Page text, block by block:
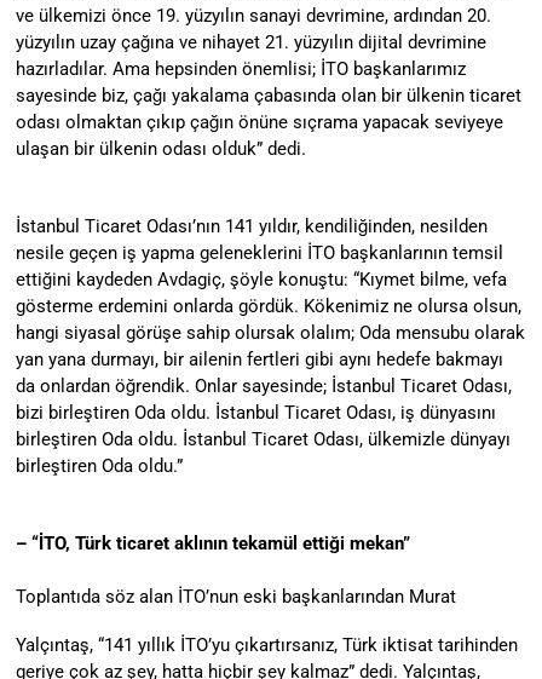
ve ülkemizi önce 19. yüzyılın sanayi devrimine, ardından 20.
yüzyılın uzay çağına ve nihayet 21. yüzyılın dijital devrimine
hazırladılar. Ama hepsinden önemlisi; İTO başkanlarımız
sayesinde biz, çağı yakalama çabasında olan bir ülkenin ticaret
odası olmaktan çıkıp çağın önüne sıçrama yapacak seviyeye
ulaşan bir ülkenin odası olduk” dedi.
İstanbul Ticaret Odası’nın 141 yıldır, kendiliğinden, nesilden
nesile geçen iş yapma geleneklerini İTO başkanlarının temsil
ettiğini kaydeden Avdagiç, şöyle konuştu: “Kıymet bilme, vefa
gösterme erdemini onlarda gördük. Kökenimiz ne olursa olsun,
hangi siyasal görüşe sahip olursak olalım; Oda mensubu olarak
yan yana durmayı, bir ailenin fertleri gibi aynı hedefe bakmayı
da onlardan öğrendik. Onlar sayesinde; İstanbul Ticaret Odası,
bizi birleştiren Oda oldu. İstanbul Ticaret Odası, iş dünyasını
birleştiren Oda oldu. İstanbul Ticaret Odası, ülkemizle dünyayı
birleştiren Oda oldu.”
– “İTO, Türk ticaret aklının tekamül ettiği mekan”
Toplantıda söz alan İTO’nun eski başkanlarından Murat
Yalçıntaş, “141 yıllık İTO’yu çıkartırsanız, Türk iktisat tarihinden
geriye çok az şey, hatta hiçbir şey kalmaz” dedi. Yalçıntaş,